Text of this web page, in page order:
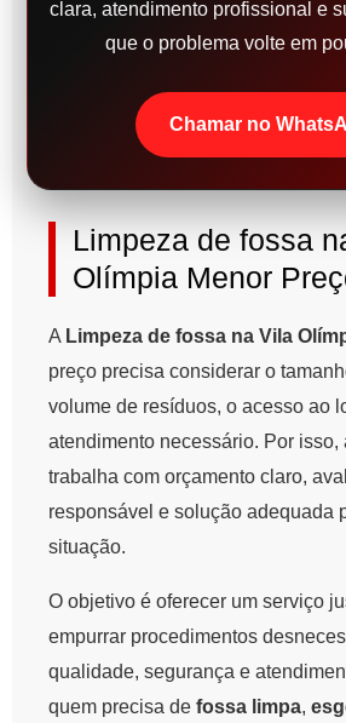
clara, atendimento profissional e
que o problema volte em
Chamar no
Limpeza de fossa
Olímpia Menor
A Limpeza de fossa na Vila
preço precisa considerar o
volume de resíduos, o acesso ao
atendimento necessário. Por isso,
trabalha com orçamento claro,
responsável e solução adequada
situação.
O objetivo é oferecer um serviço
empurrar procedimentos
qualidade, segurança e
quem precisa de fossa limpa,